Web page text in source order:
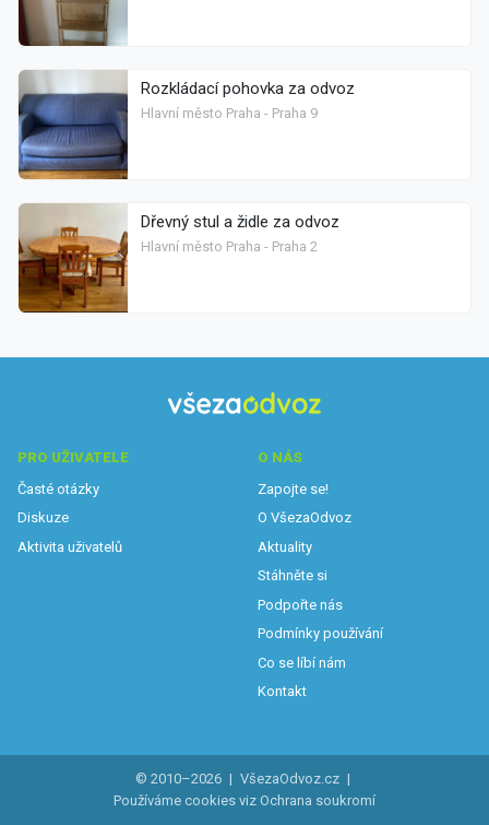
Rozkládací pohovka za odvoz
Hlavní město Praha - Praha 9
Dřevný stul a židle za odvoz
Hlavní město Praha - Praha 2
PRO UŽIVATELE
Časté otázky
Diskuze
Aktivita uživatelů
O NÁS
Zapojte se!
O VšezaOdvoz
Aktuality
Stáhněte si
Podpořte nás
Podmínky používání
Co se líbí nám
Kontakt
© 2010–2026 | VšezaOdvoz.cz |
Používáme cookies viz Ochrana soukromí